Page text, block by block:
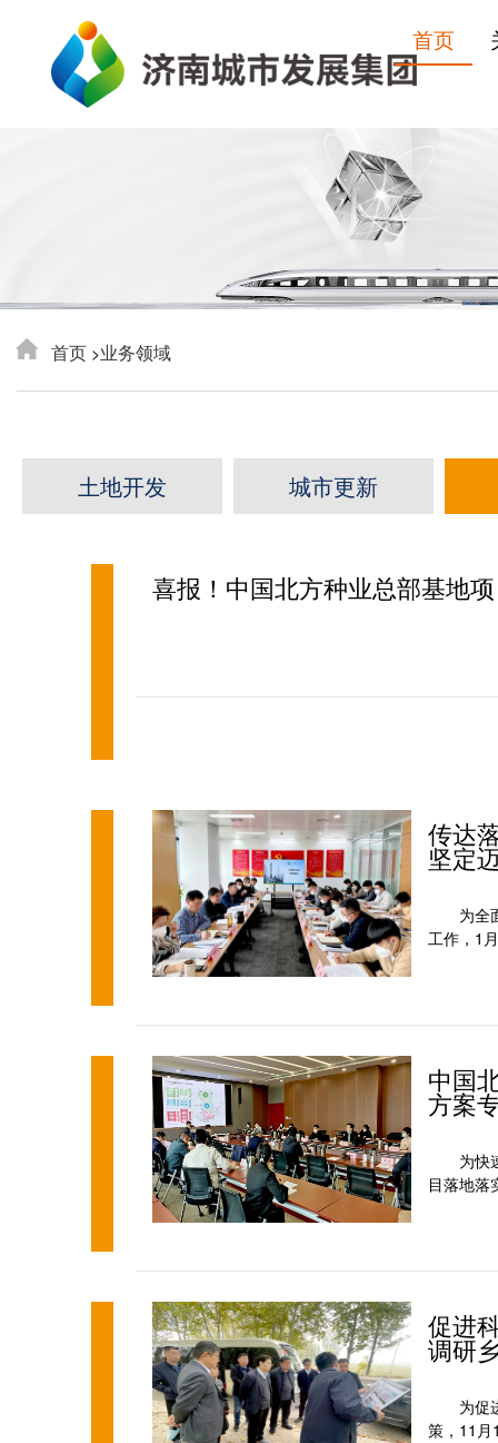
首页
首页 >业务领域
土地开发 城市更新
喜报！中国北方种业总部基地
传达
坚定
为全
工作，1
中国
方案
为快
目落地落
促进
调研
为促
策，11月